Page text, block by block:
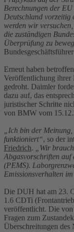
Berechnungen der
Deutschland vorzeitig
werden wir
die zuständigen
Überprüfung zu
Erneut haben
Veröffentlichung ihrer
gedroht. Daimler
dazu auf, das
juristischer Schritte
von BMW vom
„Ich bin der
funktioniert“, so der
Friedrich.
„Wir
Abgasvorschriften auf
(PEMS).
Emissionsverhalten
Die DUH hat am 23.
1.6 CDTi
veröffentlicht. Die
Fragen zum
Überschreitungen